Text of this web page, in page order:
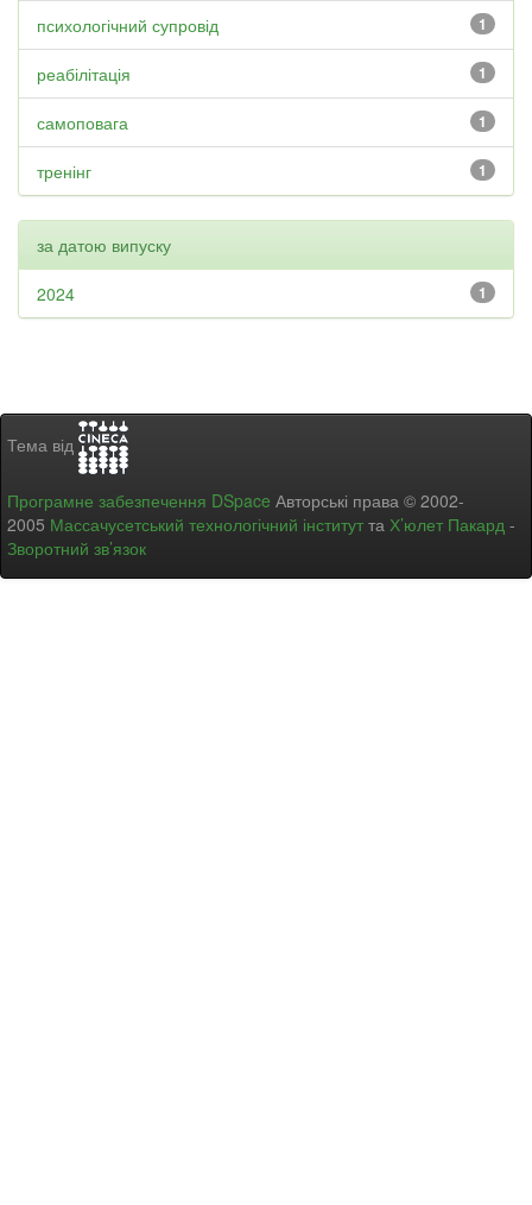
1
психологічний супровід
1
реабілітація
1
самоповага
1
тренінг
за датою випуску
1
2024
Тема від
Програмне забезпечення DSpace Авторські права © 2002-
2005 Массачусетський технологічний інститут та Х’юлет Пакард -
Зворотний зв’язок